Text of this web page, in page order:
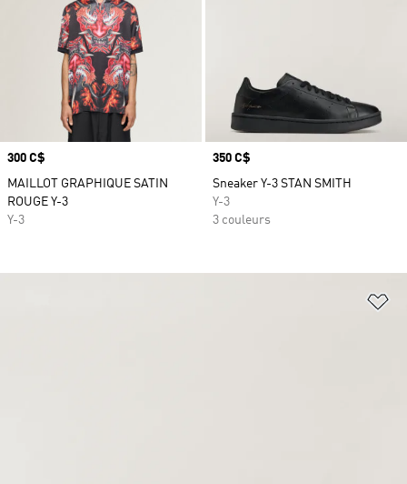
Prix
300 C$
MAILLOT GRAPHIQUE SATIN
ROUGE Y-3
Y-3
Prix
350 C$
Sneaker Y-3 STAN SMITH
Y-3
3 couleurs